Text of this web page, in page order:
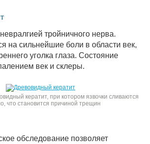
тройничного нерва.
на сильнейшие боли в области век,
уголка глаза. Состояние
век и склеры.
кератит, при котором язвочки сливаются
что становится причиной трещин
обследование позволяет